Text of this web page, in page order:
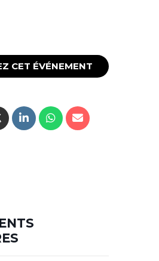
CET ÉVÉNEMENT